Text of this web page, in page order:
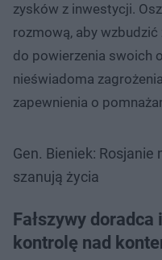
zysków z inwestycji.
rozmową, aby
do powierzenia swoich
nieświadoma
zapewnienia o
Gen. Bieniek: Rosjanie
szanują życia
Fałszywy
kontrolę nad